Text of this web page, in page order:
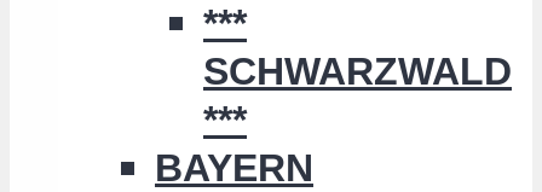
***
SCHWARZWALD
***
BAYERN